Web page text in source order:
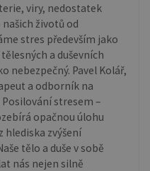
viry, nedostatek
životů od
stres především jako
a duševních
nebezpečný. Pavel Kolář,
a odborník na
stresem –
opačnou úlohu
hlediska zvýšení
tělo a duše v sobě
nás nejen silně